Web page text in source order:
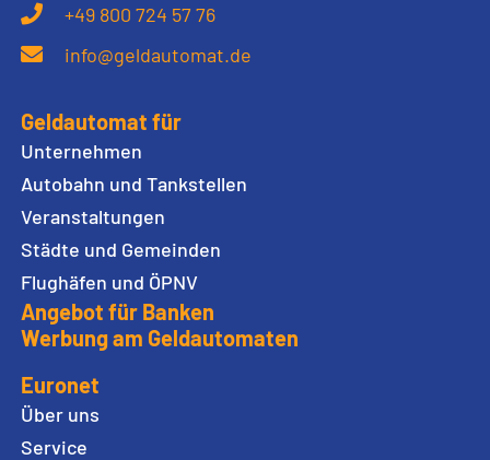
+49 800 724 57 76
info@geldautomat.de
Geldautomat für
Unternehmen
Autobahn und Tankstellen
Veranstaltungen
Städte und Gemeinden
Flughäfen und ÖPNV
Angebot für Banken
Werbung am Geldautomaten
Euronet
Über uns
Service